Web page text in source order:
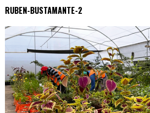
RUBEN-BUSTAMANTE-2